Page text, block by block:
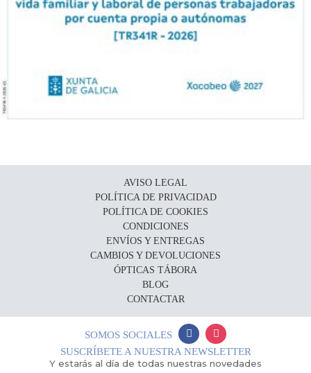
AVISO LEGAL
POLÍTICA DE PRIVACIDAD
POLÍTICA DE COOKIES
CONDICIONES
ENVÍOS Y ENTREGAS
CAMBIOS Y DEVOLUCIONES
ÓPTICAS TÁBORA
BLOG
CONTACTAR
SOMOS SOCIALES
SUSCRÍBETE A NUESTRA NEWSLETTER
Y estarás al día de todas nuestras novedades